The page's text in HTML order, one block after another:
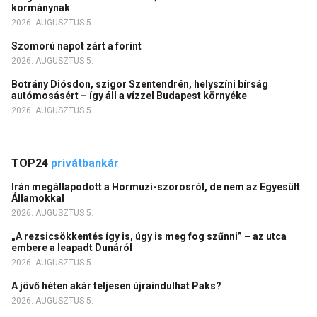
kormánynak
2026. AUGUSZTUS 5.
Szomorú napot zárt a forint
2026. AUGUSZTUS 5.
Botrány Diósdon, szigor Szentendrén, helyszíni bírság
autómosásért – így áll a vízzel Budapest környéke
2026. AUGUSZTUS 5.
TOP24 privátbankár
Irán megállapodott a Hormuzi-szorosról, de nem az Egyesült
Államokkal
2026. AUGUSZTUS 5.
„A rezsicsökkentés így is, úgy is meg fog szűnni” – az utca
embere a leapadt Dunáról
2026. AUGUSZTUS 5.
A jövő héten akár teljesen újraindulhat Paks?
2026. AUGUSZTUS 5.